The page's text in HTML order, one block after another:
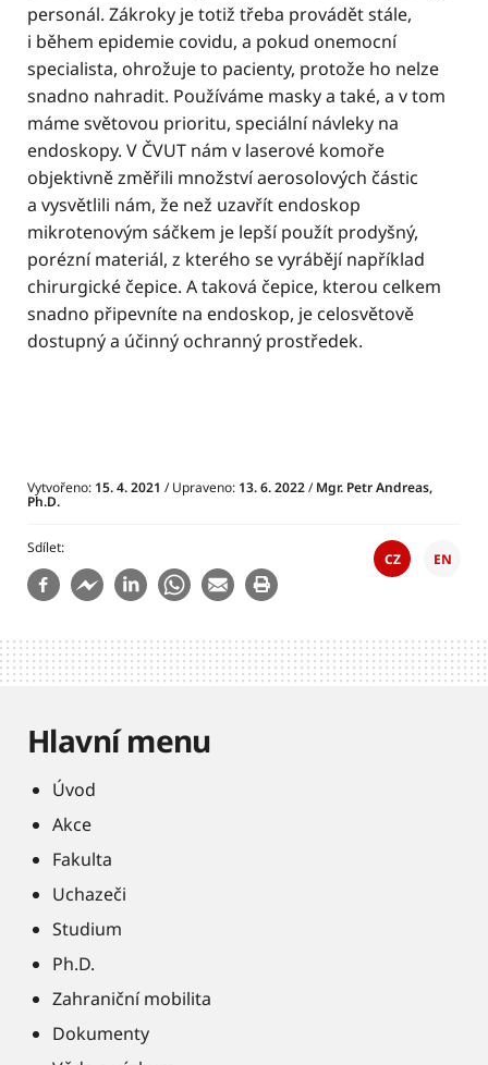
personál. Zákroky je totiž třeba provádět stále,
i během epidemie covidu, a pokud onemocní
specialista, ohrožuje to pacienty, protože ho nelze
snadno nahradit. Používáme masky a také, a v tom
máme světovou prioritu, speciální návleky na
endoskopy. V ČVUT nám v laserové komoře
objektivně změřili množství aerosolových částic
a vysvětlili nám, že než uzavřít endoskop
mikrotenovým sáčkem je lepší použít prodyšný,
porézní materiál, z kterého se vyrábějí například
chirurgické čepice. A taková čepice, kterou celkem
snadno připevníte na endoskop, je celosvětově
dostupný a účinný ochranný prostředek.
Vytvořeno: 15. 4. 2021 / Upraveno: 13. 6. 2022/Mgr. Petr Andreas,
Ph.D.
Sdílet
CZ EN
Hlavní menu
Úvod
Akce
Fakulta
Uchazeči
Studium
Ph.D.
Zahraniční mobilita
Dokumenty